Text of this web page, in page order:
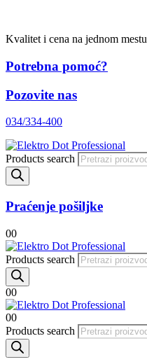
Kvalitet i cena na jednom mestu
Potrebna pomoć?
Pozovite nas
034/334-400
Products search
Praćenje pošiljke
00
Products search
00
00
Products search